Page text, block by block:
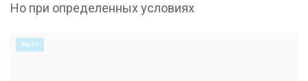
Но при определенных условиях
Авто